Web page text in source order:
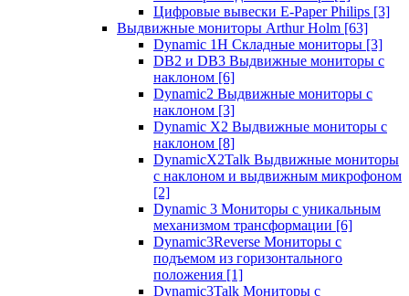
Цифровые вывески E-Paper Philips [3]
Выдвижные мониторы Arthur Holm [63]
Dynamic 1Н Складные мониторы [3]
DB2 и DB3 Выдвижные мониторы с
наклоном [6]
Dynamic2 Выдвижные мониторы с
наклоном [3]
Dynamic X2 Выдвижные мониторы с
наклоном [8]
DynamicX2Talk Выдвижные мониторы
с наклоном и выдвижным микрофоном
[2]
Dynamic 3 Мониторы с уникальным
механизмом трансформации [6]
Dynamic3Reverse Мониторы с
подъемом из горизонтального
положения [1]
Dynamic3Talk Мониторы с